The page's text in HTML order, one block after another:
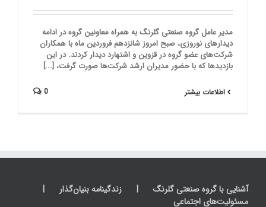
مدیر عامل گروه صنعتی گلرنگ به همراه معاونین گروه در ادامه
دیدارهای نوروزی، صبح امروز شانزدهم فروردین ماه با همکاران
شرکت‌های عضو گروه در قزوین و اشتهارد دیدار کردند. در این
بازدیدها که با حضور مدیران ارشد شرکت‌ها صورت گرفت، [...]
اطلاعات بیشتر 0
آشنایی با گروه صنعتی گلرنگ
زندگینامه بنیان‌گذار
مسئولیت‌های اجتماعی